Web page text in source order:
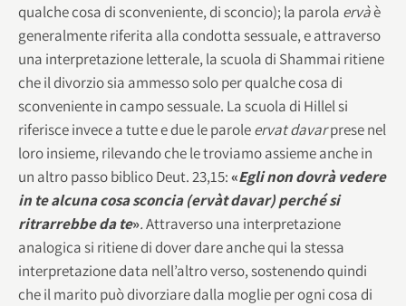
qualche cosa di sconveniente, di sconcio); la parola ervàè
generalmente riferita alla condotta sessuale, e attraverso
una interpretazione letterale, la scuola di Shammai ritiene
che il divorzio sia ammesso solo per qualche cosa di
sconveniente in campo sessuale. La scuola di Hillel si
riferisce invece a tutte e due le paroleervat davarprese nel
loro insieme, rilevando che le troviamo assieme anche in
un altro passo biblico Deut. 23,15:«Egli non dovrà vedere
in te alcuna cosasconcia (ervàt davar) perché si
ritrarrebbe da te».Attraverso una interpretazione
analogica si ritiene di dover dare anche qui la stessa
interpretazione data nell’altro verso, sostenendo quindi
che il marito può divorziare dalla moglie per ogni cosa di